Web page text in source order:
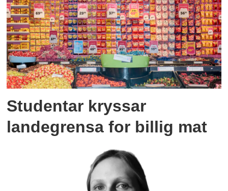
Studentar kryssar
landegrensa for billig mat